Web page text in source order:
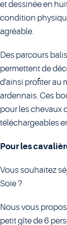
et dessinée en
condition
agréable.
Des parcours
permettent de
d'ainsi profiter au
ardennais. Ces
pour les chevaux
téléchargeables
Pour les
Vous souhaitez
Soie ?
Nous vous
petit gîte de 6